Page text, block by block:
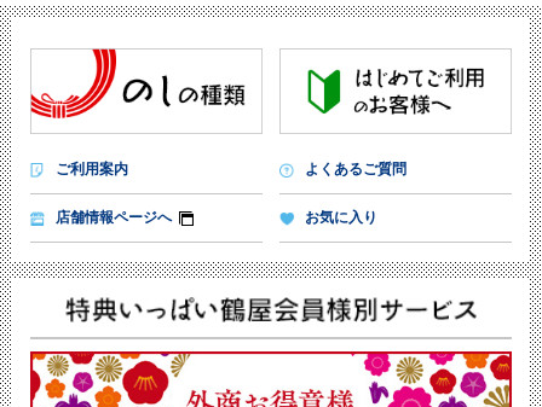
ご利用案内 よくあるご質問
店舗情報ページへ お気に入り